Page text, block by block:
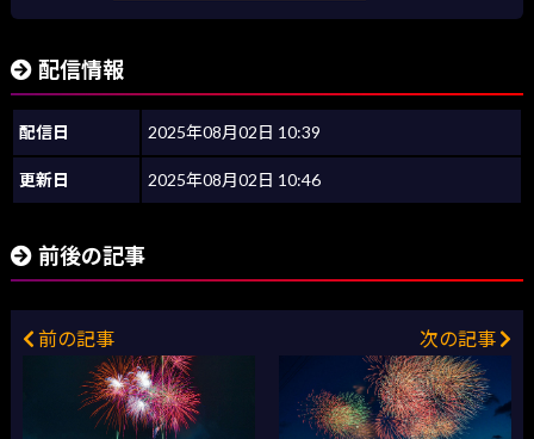
配信情報
配信日 2025年08月02日 10:39
更新日 2025年08月02日 10:46
前後の記事
前の記事 次の記事